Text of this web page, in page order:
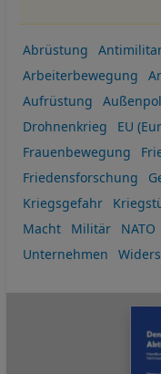
Abrüstung
Arbeiterbewegung
Aufrüstung
Drohnenkrieg
EU
Frauenbewegung
Friedensforschung
Kriegsgefahr
Macht
Militär NATO
Unternehmen